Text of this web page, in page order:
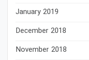
January 2019
December 2018
November 2018